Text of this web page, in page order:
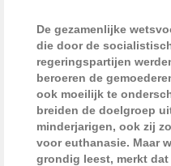
De gezamenlijke
die door de
regeringspartijen
beroeren de
ook moeilijk te
breiden de doelgroep
minderjarigen, ook zij
voor euthanasie. Maar
grondig leest, merkt